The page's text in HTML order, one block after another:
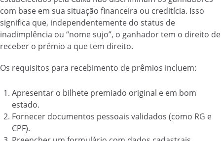
com base em sua situação financeira ou creditícia. Isso
significa que, independentemente do status de
inadimplência ou “nome sujo”, o ganhador tem o direito de
receber o prêmio a que tem direito.
Os requisitos para recebimento de prêmios incluem:
Apresentar o bilhete premiado original e em bom
estado.
Fornecer documentos pessoais validados (como RG e
CPF).